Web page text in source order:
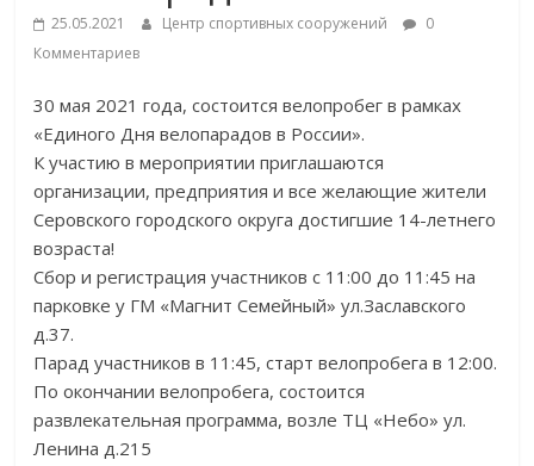
25.05.2021 Центр спортивных сооружений
0
Комментариев
30 мая 2021 года, состоится велопробег в рамках
«Единого Дня велопарадов в России».
К участию в мероприятии приглашаются
организации, предприятия и все желающие жители
Серовского городского округа достигшие 14-летнего
возраста!
Сбор и регистрация участников с 11:00 до 11:45 на
парковке у ГМ «Магнит Семейный» ул.Заславского
д.37.
Парад участников в 11:45, старт велопробега в 12:00.
По окончании велопробега, состоится
развлекательная программа, возле ТЦ «Небо» ул.
Ленина д.215